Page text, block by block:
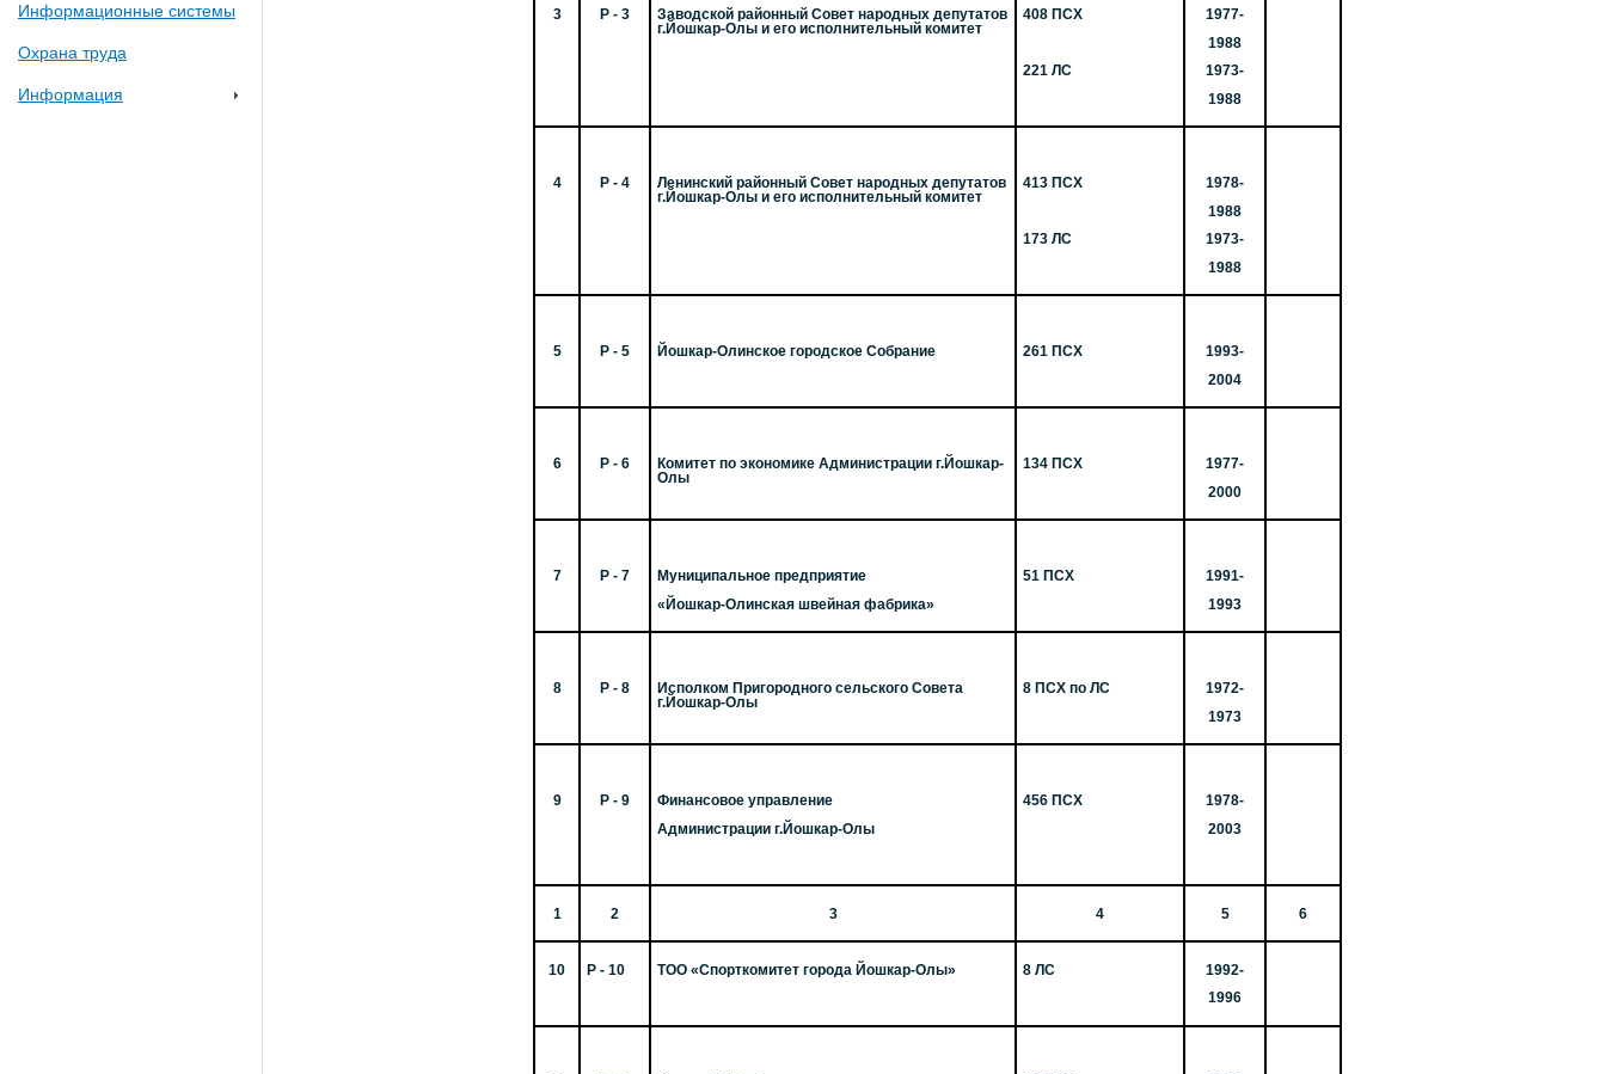
Информационные системы
Охрана труда
Информация
3 Р - 3
Заводской районный Совет народных депутатов
г.Йошкар-Олы и его исполнительный комитет
408 ПСХ
221 ЛС
1977-
1988
1973-
1988
4 Р - 4
Ленинский районный Совет народных депутатов
г.Йошкар-Олы и его исполнительный комитет
413 ПСХ
173 ЛС
1978-
1988
1973-
1988
5 Р - 5 Йошкар-Олинское городское Собрание 261 ПСХ
1993-
2004
6 Р - 6
Комитет по экономике Администрации г.Йошкар-
Олы
134 ПСХ
1977-
2000
7 Р - 7
Муниципальное предприятие
«Йошкар-Олинская швейная фабрика»
51 ПСХ
1991-
1993
8 Р - 8
Исполком Пригородного сельского Совета
г.Йошкар-Олы
8 ПСХ по ЛС
1972-
1973
9 Р - 9
Финансовое управление
Администрации г.Йошкар-Олы
456 ПСХ
1978-
2003
1 2 3 4 5 6
10 Р - 10 ТОО «Спорткомитет города Йошкар-Олы» 8 ЛС
1992-
1996